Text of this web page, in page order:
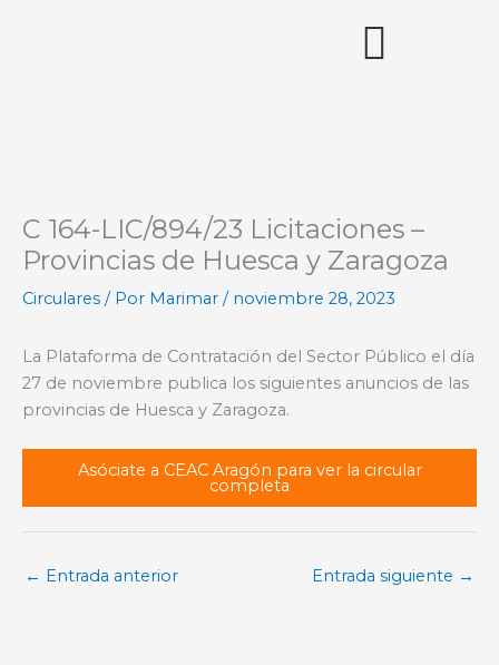
C 164-LIC/894/23 Licitaciones –
Provincias de Huesca y Zaragoza
Circulares / Por Marimar / noviembre 28, 2023
La Plataforma de Contratación del Sector Público el día
27 de noviembre publica los siguientes anuncios de las
provincias de Huesca y Zaragoza.
Asóciate a CEAC Aragón para ver la circular
completa
← Entrada anterior Entrada siguiente →